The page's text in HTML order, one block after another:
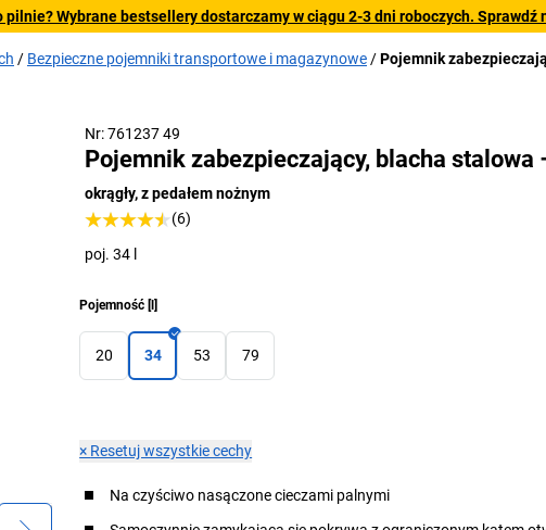
Wybrane bestsellery dostarczamy w ciągu 2-3 dni roboczych. Sprawdź
Bezpieczne pojemniki transportowe i magazynowe Pojemnik
Nr: 761237 49
Pojemnik zabezpieczający, blacha stalowa
okrągły, z pedałem nożnym
(6)
poj. 34 l
Pojemność [l]
20 34 53 79
× Resetuj wszystkie cechy
Na czyściwo nasączone cieczami palnymi